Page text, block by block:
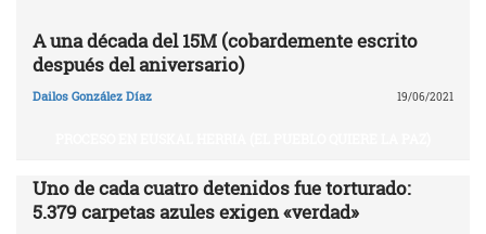
A una década del 15M (cobardemente escrito
después del aniversario)
Dailos González Díaz 19/06/2021
Uno de cada cuatro detenidos fue torturado:
5.379 carpetas azules exigen «verdad»